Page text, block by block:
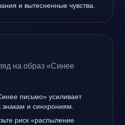
и вытесненные чувства.
на образ «Синее
письмо» усиливает
знакам и синхрониям.
риск «распыление